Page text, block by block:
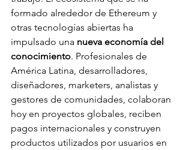
formado alrededor de Ethereum y
otras tecnologías abiertas ha
impulsado una nueva economía del
conocimiento. Profesionales de
América Latina, desarrolladores,
diseñadores, marketers, analistas y
gestores de comunidades, colaboran
hoy en proyectos globales, reciben
pagos internacionales y construyen
productos utilizados por usuarios en